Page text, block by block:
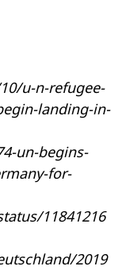
u-n-refugee-
landing-in-
un-begins-
for-
11841216
2019